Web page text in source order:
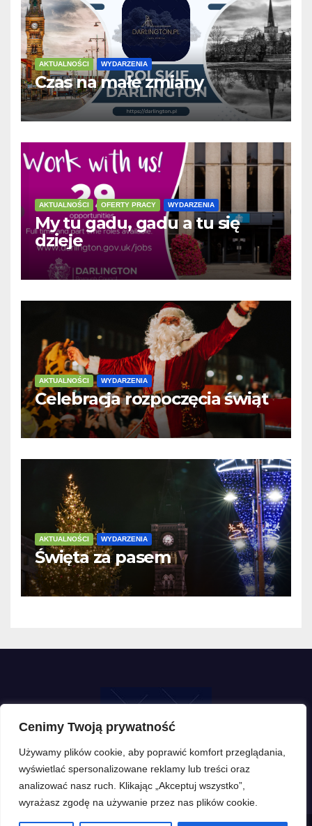
Cenimy Twoją prywatność
Używamy plików cookie, aby poprawić komfort przeglądania,
wyświetlać spersonalizowane reklamy lub treści oraz
analizować nasz ruch. Klikając „Akceptuj wszystko”,
wyrażasz zgodę na używanie przez nas plików cookie.
AKTUALNOŚCI WYDARZENIA
Czas na małe zmiany
AKTUALNOŚCI OFERTY PRACY WYDARZENIA
My tu gadu, gadu a tu się
dzieje
AKTUALNOŚCI WYDARZENIA
Celebracja rozpoczęcia świąt
AKTUALNOŚCI WYDARZENIA
Święta za pasem